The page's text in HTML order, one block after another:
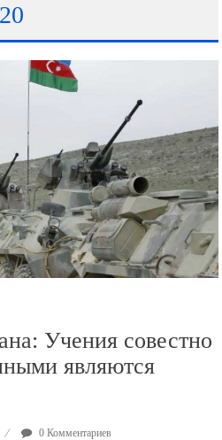
Учения совестно
являются
0 Комментариев